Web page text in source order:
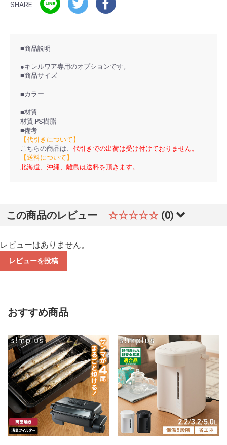
SHARE
■商品説明
●キレルワア専用のオプションです。
■商品サイズ
■カラー
■材質
材質:PS樹脂
■備考
【代引きについて】
こちらの商品は、 代引きでの出荷は受け付けておりません。
【送料について】
北海道、沖縄、離島は送料を頂きます。
この商品のレビュー ☆☆☆☆☆ (0)
レビューはありません。
レビューを投稿
おすすめ商品